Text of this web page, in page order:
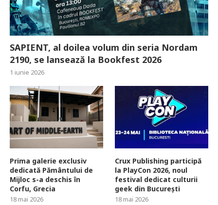
SAPIENT, al doilea volum din seria Nordam
2190, se lansează la Bookfest 2026
1 iunie 2026
Prima galerie exclusiv
dedicată Pământului de
Mijloc s-a deschis în
Corfu, Grecia
18 mai 2026
Crux Publishing participă
la PlayCon 2026, noul
festival dedicat culturii
geek din București
18 mai 2026